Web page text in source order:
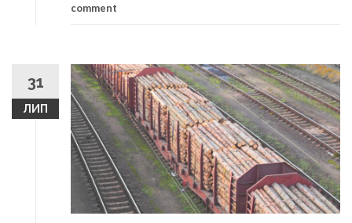
comment
31
ЛИП